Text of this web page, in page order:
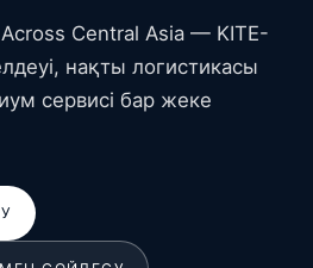
Central Asia — KITE-
нақты логистикасы
сервисі бар жеке